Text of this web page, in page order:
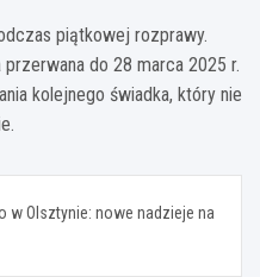
piątkowej rozprawy.
do 28 marca 2025 r.
kolejnego świadka, który nie
w Olsztynie: nowe nadzieje na